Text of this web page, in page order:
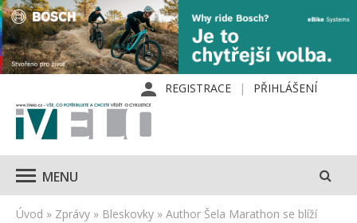
REGISTRACE PŘIHLÁŠENÍ
MENU
Úvod » Zprávy » Bleskovky » Author Šela Marathon se blíží